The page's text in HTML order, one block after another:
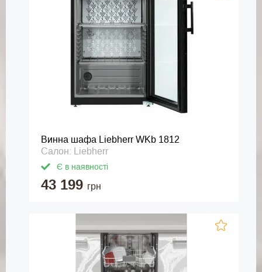
Винна шафа Liebherr WKb 1812
Салон: Liebherr
Є в наявності
43 199 грн